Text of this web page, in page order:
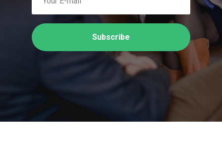
Subscribe